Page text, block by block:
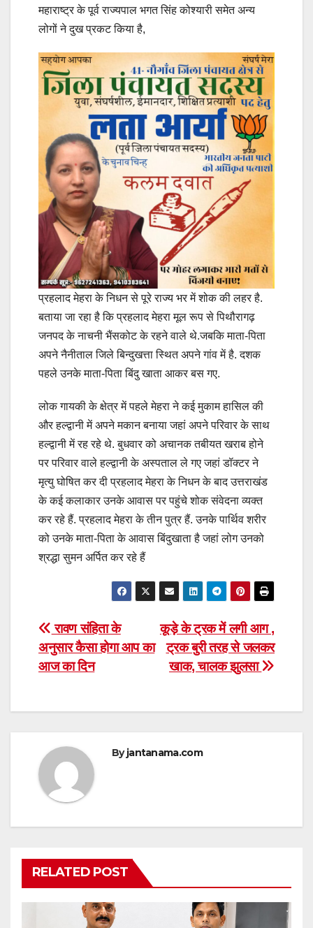
महाराष्ट्र के पूर्व राज्यपाल भगत सिंह कोश्यारी समेत अन्य
लोगों ने दुख प्रकट किया है,
प्रहलाद मेहरा के निधन से पूरे राज्य भर में शोक की लहर है.
बताया जा रहा है कि प्रहलाद मेहरा मूल रूप से पिथौरागढ़
जनपद के नाचनी भैंसकोट के रहने वाले थे.जबकि माता-पिता
अपने नैनीताल जिले बिन्दुखत्ता स्थित अपने गांव में है. दशक
पहले उनके माता-पिता बिंदु खाता आकर बस गए.
लोक गायकी के क्षेत्र में पहले मेहरा ने कई मुकाम हासिल की
और हल्द्वानी में अपने मकान बनाया जहां अपने परिवार के साथ
हल्द्वानी में रह रहे थे. बुधवार को अचानक तबीयत खराब होने
पर परिवार वाले हल्द्वानी के अस्पताल ले गए जहां डॉक्टर ने
मृत्यु घोषित कर दी प्रहलाद मेहरा के निधन के बाद उत्तराखंड
के कई कलाकार उनके आवास पर पहुंचे शोक संवेदना व्यक्त
कर रहे हैं. प्रहलाद मेहरा के तीन पुत्र हैं. उनके पार्थिव शरीर
को उनके माता-पिता के आवास बिंदुखाता है जहां लोग उनको
श्रद्धा सुमन अर्पित कर रहे हैं
Post
navigation
कूड़े के ट्रक में लगी आग ,
ट्रक बुरी तरह से जलकर
खाक, चालक झुलसा
रावण संहिता के
अनुसार कैसा होगा आप का
आज का दिन
Byjantanama.com
RELATED POST